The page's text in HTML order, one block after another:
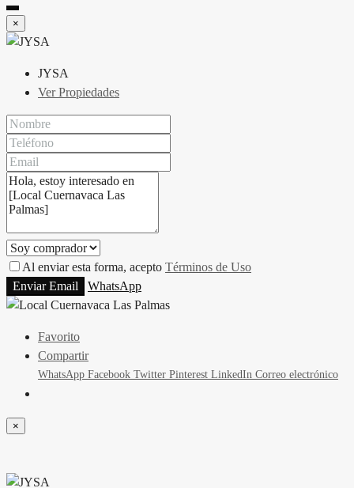
×
JYSA
Ver Propiedades
Al enviar esta forma, acepto Términos de Uso
Enviar Email
WhatsApp
Favorito
Compartir
WhatsApp Facebook Twitter Pinterest LinkedIn Correo electrónico
×